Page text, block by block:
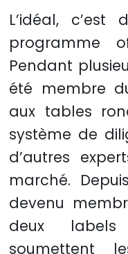
L’idéal, c’est
programme
Pendant
été membre
aux tables
système de
d’autres
marché.
devenu
deux labels
soumettent